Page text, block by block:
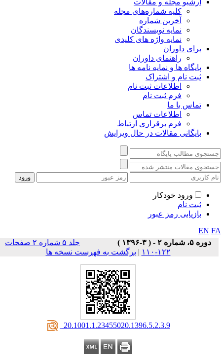
آرشیو مجله و مقالات
کلیه شماره‌های مجله
آخرین شماره
نمایه نویسندگان
نمایه واژه های کلیدی
برای داوران
راهنمای داوران
پایگاه ها و نمایه نامه ها
ثبت نام و اشتراک
اطلاعات ثبت نام
فرم ثبت نام
تماس با ما
اطلاعات تماس
فرم برقراری ارتباط
بایگانی مقالات در حال ویرایش
ورود خودکار
ثبت نام
بازیابی رمز عبور
EN
دوره ۵، شماره ۲ - ( ۳-۱۳۹۶ )
جلد ۵ شماره ۲ صفحات
۱۲۲-۱۱۰
| برگشت به فهرست نسخه ها
‎ 20.1001.1.23455020.1396.5.2.3.9